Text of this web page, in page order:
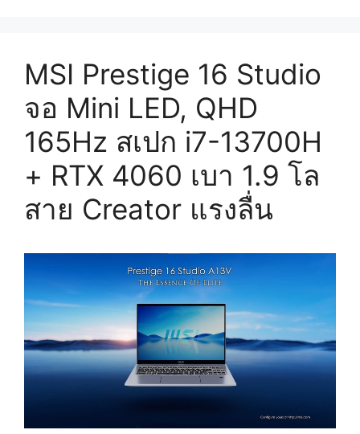
MSI Prestige 16 Studio
จอ Mini LED, QHD
165Hz สเปก i7-13700H
+ RTX 4060 เบา 1.9 โล
สาย Creator แรงลื่น